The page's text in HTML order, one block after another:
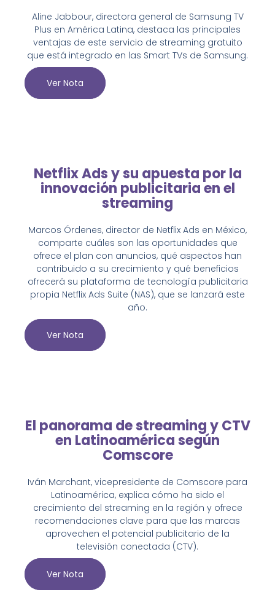
Aline Jabbour, directora general de Samsung TV
Plus en América Latina, destaca las principales
ventajas de este servicio de streaming gratuito
que está integrado en las Smart TVs de Samsung.
Ver Nota
Netflix Ads y su apuesta por la
innovación publicitaria en el
streaming
Marcos Órdenes, director de Netflix Ads en México,
comparte cuáles son las oportunidades que
ofrece el plan con anuncios, qué aspectos han
contribuido a su crecimiento y qué beneficios
ofrecerá su plataforma de tecnología publicitaria
propia Netflix Ads Suite (NAS), que se lanzará este
año.
Ver Nota
El panorama de streaming y CTV
en Latinoamérica según
Comscore
Iván Marchant, vicepresidente de Comscore para
Latinoamérica, explica cómo ha sido el
crecimiento del streaming en la región y ofrece
recomendaciones clave para que las marcas
aprovechen el potencial publicitario de la
televisión conectada (CTV).
Ver Nota